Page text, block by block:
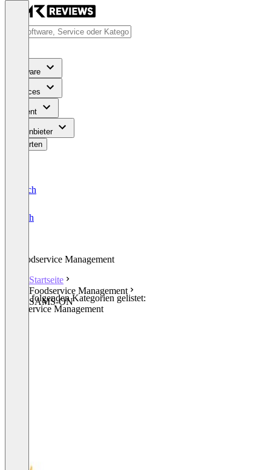
Software
Services
Content
Für Anbieter
Bewerten
Deutsch
English
Foodservice Management
Startseite
Foodservice Management
SAMS-ON
In den folgenden Kategorien gelistet:
Foodservice Management